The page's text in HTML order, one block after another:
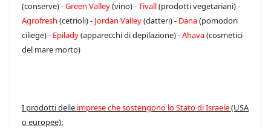
(conserve) -Green Valley(vino) -Tivall(prodotti vegetariani) -
Agrofresh (cetrioli) - Jordan Valley(datteri) - Dana(pomodori
ciliege) - Epilady(apparecchi di depilazione) -Ahava(cosmetici
del mare morto)
I prodotti delle imprese che sostengono lo Stato di Israele(USA
o europee):